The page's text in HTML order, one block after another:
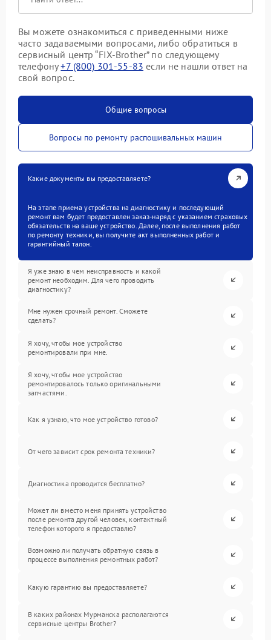
Вы можете ознакомиться с приведенными ниже
часто задаваемыми вопросами, либо обратиться в
сервисный центр “FIX-Brother” по следующему
телефону+7 (800) 301-55-83 если не нашли ответ на
свой вопрос.
Общие вопросы
Вопросы по ремонту распошивальных машин
Какие документы вы предоставляете?
На этапе приема устройства на диагностику и последующий
ремонт вам будет предоставлен заказ-наряд с указанием страховых
обязательств на ваше устройство. Далее, после выполнения работ
по ремонту техники, вы получите акт выполненных работ и
гарантийный талон.
Я уже знаю в чем неисправность и какой
ремонт необходим. Для чего проводить
диагностику?
Мне нужен срочный ремонт. Сможете
сделать?
Я хочу, чтобы мое устройство
ремонтировали при мне.
Я хочу, чтобы мое устройство
ремонтировалось только оригинальными
запчастями.
Как я узнаю, что мое устройство готово?
От чего зависит срок ремонта техники?
Диагностика проводится бесплатно?
Может ли вместо меня принять устройство
после ремонта другой человек, контактный
телефон которого я предоставлю?
Возможно ли получать обратную связь в
процессе выполнения ремонтных работ?
Какую гарантию вы предоставляете?
В каких районах Мурманска располагаются
сервисные центры Brother?